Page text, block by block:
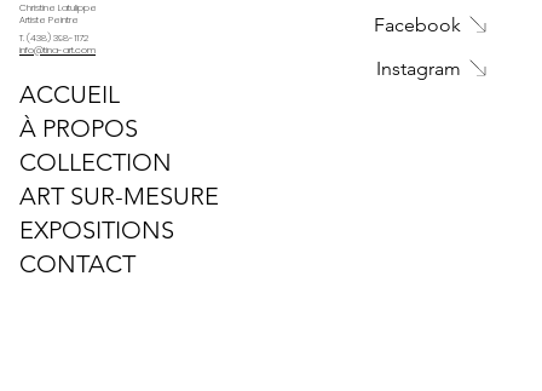
Christine Latulippe
Artiste Peintre
T. (438) 398-1172
info@tina-art.com
ACCUEIL
À PROPOS
COLLECTION
ART SUR-MESURE
EXPOSITIONS
CONTACT
Facebook
Instagram